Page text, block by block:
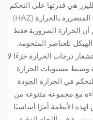
هي قدرتها على التحكم
في الحرارة بدقة، مما يقلل من المنطقة المتضررة بالحرارة (HAZ)
الحرارة الضرورية فقط
للعناصر الملحومة.
درجات الحرارة جزءًا لا
وضبط مستويات الحرارة
في الحرارة الجودة
مع مجموعة متنوعة من
الأنظمة أمرًا أساسيًا